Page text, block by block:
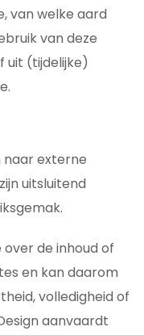
van welke aard
van deze
uit (tijdelijke)
naar externe
uitsluitend
de inhoud of
en kan daarom
volledigheid of
aanvaardt